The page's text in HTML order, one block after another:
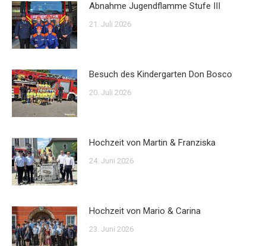
Abnahme Jugendflamme Stufe III
21. Juli 2026
Besuch des Kindergarten Don Bosco
20. Juli 2026
Hochzeit von Martin & Franziska
24. Juni 2026
Hochzeit von Mario & Carina
23. Juni 2026